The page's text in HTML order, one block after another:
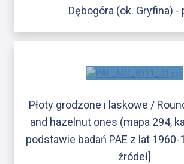
Dębogóra (ok. Gryfina) -
Płoty grodzone i laskowe /
and hazelnut ones (mapa 294,
podstawie badań PAE z lat
źródeł]